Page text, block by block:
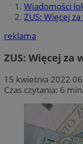
Wiadomości
ZUS: Więcej
reklama
ZUS: Więcej za
15 kwietnia 2022
Czas czytania: 6 min.